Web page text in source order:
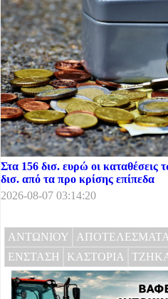
Στα 156 δισ. ευρώ οι καταθέσεις
δισ. από τα προ κρίσης επίπεδα
2026-08-07 03:14:20
ΑΝΤΩΝΙΟΥ ΑΠΟΤΕΛΕΣΜΑΤΑ
ΕΝΣΤΑΣΗ
ΚΑΣΤΟΡΙΑ